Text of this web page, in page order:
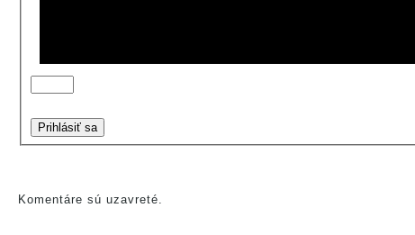
Prihlásiť sa
Komentáre sú uzavreté.